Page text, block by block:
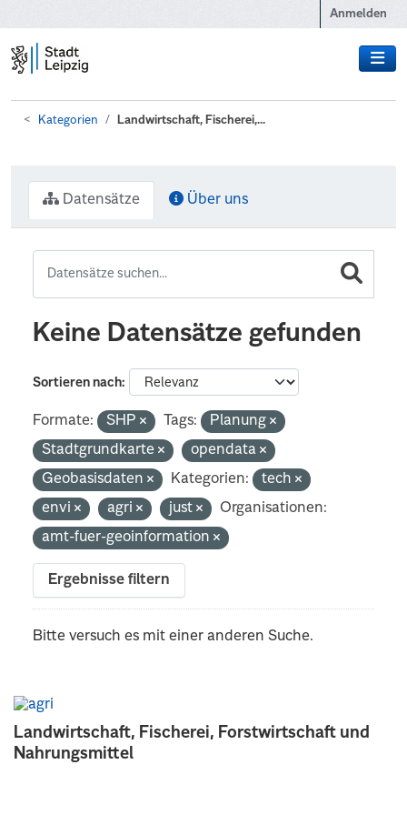
Anmelden
Kategorien Landwirtschaft, Fischerei,...
Landwirtschaft, Fischerei, Forstwirtschaft und
Nahrungsmittel
Datensätze Über uns
Keine Datensätze gefunden
Sortieren nach
Formate: SHP Tags:
Planung
Stadtgrundkarte
opendata
Geobasisdaten
Kategorien:
tech
envi
agri just
Organisationen:
amt-fuer-geoinformation
Ergebnisse filtern
Bitte versuch es mit einer anderen Suche.